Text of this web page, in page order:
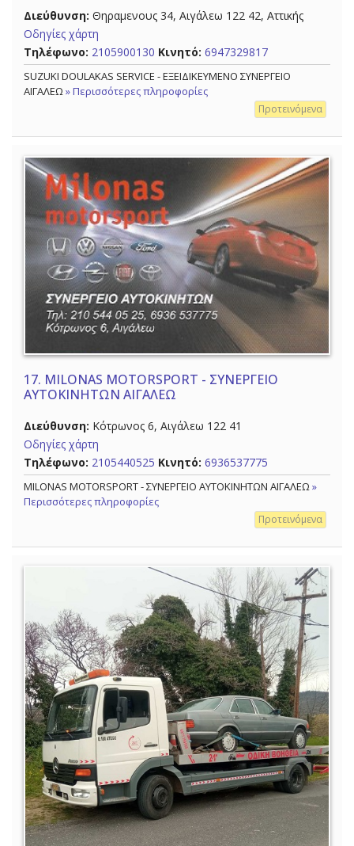
Διεύθυνση: Θηραμενους 34, Αιγάλεω 122 42, Αττικής
Οδηγίες χάρτη
Τηλέφωνο: 2105900130 Κινητό: 6947329817
SUZUKI DOULAKAS SERVICE - ΕΞΕΙΔΙΚΕΥΜΕΝΟ ΣΥΝΕΡΓΕΙΟ
ΑΙΓΑΛΕΩ» Περισσότερες πληροφορίες
Προτεινόμενα
17. MILONAS MOTORSPORT - ΣΥΝΕΡΓΕΙΟ
ΑΥΤΟΚΙΝΗΤΩΝ ΑΙΓΑΛΕΩ
Διεύθυνση: Κότρωνος 6, Αιγάλεω 122 41
Οδηγίες χάρτη
Τηλέφωνο: 2105440525 Κινητό: 6936537775
MILONAS MOTORSPORT - ΣΥΝΕΡΓΕΙΟ ΑΥΤΟΚΙΝΗΤΩΝ ΑΙΓΑΛΕΩ»
Περισσότερες πληροφορίες
Προτεινόμενα